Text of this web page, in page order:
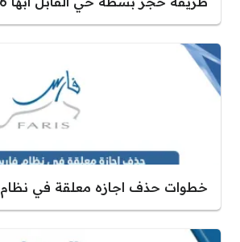
خطوات حذف اجازه معلقة في نظام